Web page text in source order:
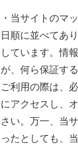
・当サイトのマ
日順に並べてあ
しています。情
が、何ら保証す
ご利用の際は、
にアクセスし、
さい。万一、当
ったとしても、